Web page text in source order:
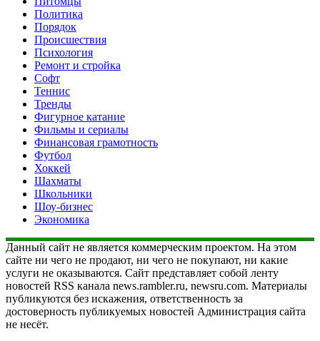
Политика
Порядок
Происшествия
Психология
Ремонт и стройка
Софт
Теннис
Тренды
Фигурное катание
Фильмы и сериалы
Финансовая грамотность
Футбол
Хоккей
Шахматы
Школьники
Шоу-бизнес
Экономика
Данный сайт не является коммерческим проектом. На этом
сайте ни чего не продают, ни чего не покупают, ни какие
услуги не оказываются. Сайт представляет собой ленту
новостей RSS канала news.rambler.ru, newsru.com. Материалы
публикуются без искажения, ответственность за
достоверность публикуемых новостей Администрация сайта
не несёт.